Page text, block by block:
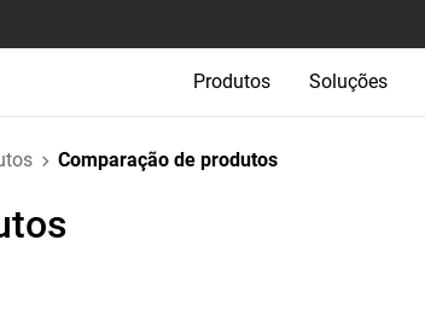
Produtos Soluções
Comparação de produtos